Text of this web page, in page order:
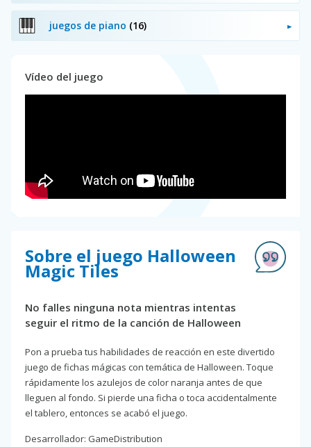
juegos de piano (16)
Vídeo del juego
Sobre el juego Halloween
Magic Tiles
No falles ninguna nota mientras intentas
seguir el ritmo de la canción de Halloween
Pon a prueba tus habilidades de reacción en este divertido
juego de fichas mágicas con temática de Halloween. Toque
rápidamente los azulejos de color naranja antes de que
lleguen al fondo. Si pierde una ficha o toca accidentalmente
el tablero, entonces se acabó el juego.
Desarrollador: GameDistribution